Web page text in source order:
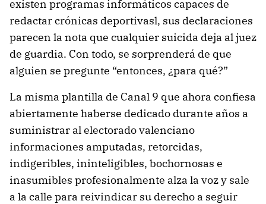
existen programas informáticos capaces de
redactar crónicas deportivasl, sus declaraciones
parecen la nota que cualquier suicida deja al juez
de guardia. Con todo, se sorprenderá de que
alguien se pregunte “entonces, ¿para qué?”
La misma plantilla de Canal 9 que ahora confiesa
abiertamente haberse dedicado durante años a
suministrar al electorado valenciano
informaciones amputadas, retorcidas,
indigeribles, ininteligibles, bochornosas e
inasumibles profesionalmente alza la voz y sale
a la calle para reivindicar su derecho a seguir